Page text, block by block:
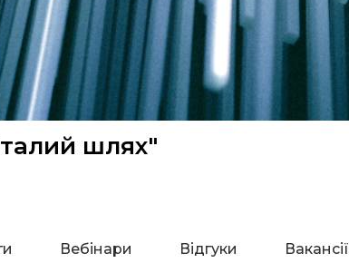
шлях"
Вебінари Відгуки Вакансії